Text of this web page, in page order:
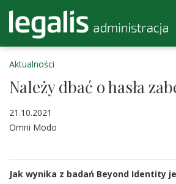
Aktualności
Należy dbać o hasła
21.10.2021
Omni Modo
Jak wynika z badań Beyond Identity